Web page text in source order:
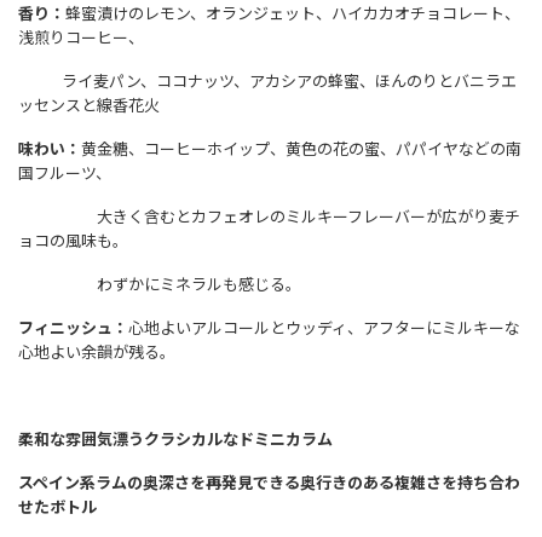
香り ： 蜂蜜漬けのレモン、オランジェット、ハイカカオチョコレート、
浅煎りコーヒー、
ライ麦パン、ココナッツ、アカシアの蜂蜜、ほんのりとバニラエ
ッセンスと線香花火
味わい ： 黄金糖、コーヒーホイップ、黄色の花の蜜、パパイヤなどの南
国フルーツ、
大きく含むとカフェオレのミルキーフレーバーが広がり麦チ
ョコの風味も。
わずかにミネラルも感じる。
フィニッシュ ： 心地よいアルコールとウッディ、アフターにミルキーな
心地よい余韻が残る。
柔和な雰囲気漂うクラシカルなドミニカラム
スペイン系ラムの奥深さを再発見できる奥行きのある複雑さを持ち合わ
せたボトル